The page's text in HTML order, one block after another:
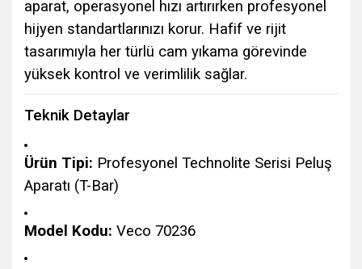
aparat, operasyonel hızı artırırken profesyonel
hijyen standartlarınızı korur. Hafif ve rijit
tasarımıyla her türlü cam yıkama görevinde
yüksek kontrol ve verimlilik sağlar.
Teknik Detaylar
Ürün Tipi: Profesyonel Technolite Serisi Peluş
Aparatı (T-Bar)
Model Kodu: Veco 70236